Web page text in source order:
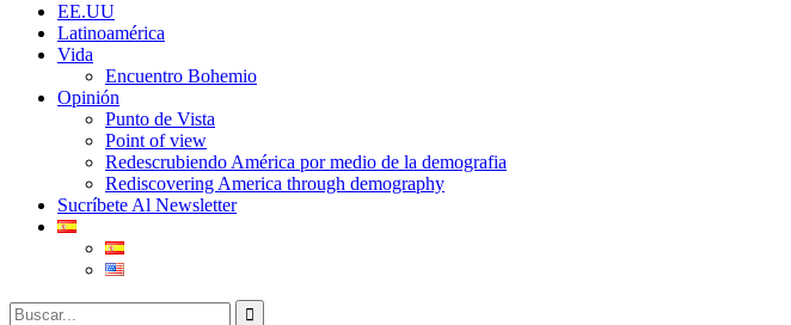
EE.UU
Latinoamérica
Vida
Encuentro Bohemio
Opinión
Punto de Vista
Point of view
Redescrubiendo América por medio de la demografia
Rediscovering America through demography
Sucríbete Al Newsletter